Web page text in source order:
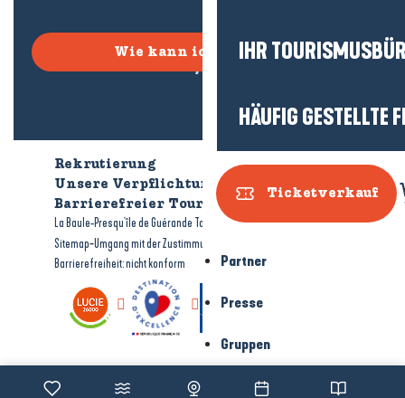
IHR
HÄUFIG GESTELLTE
Ticketverkauf
Partner
Presse
Gruppen
Wie kann ich kommen?
Rekrutierung
Wer sind wir?
Unsere Verpflichtungen
Barrierefreier Tourismus
La Baule-Presqu'île de Guérande Tourismus-Rechtliche Hinweise-
Sitemap-Umgang mit der Zustimmung
Barrierefreiheit: nicht konform